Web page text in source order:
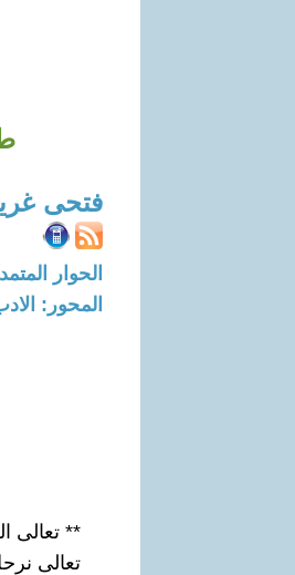
فتحى
الحوار المتمدن-العدد:
المحور:
** تعالى
تعالى